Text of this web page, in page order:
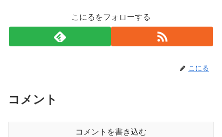
こにるをフォローする
こにる
コメント
コメントを書き込む